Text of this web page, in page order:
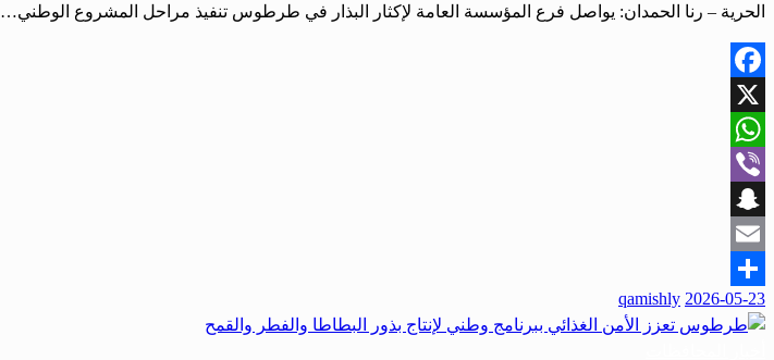
الحرية – رنا الحمدان: يواصل فرع المؤسسة العامة لإكثار البذار في طرطوس تنفيذ مراحل المشروع الوطني…
Facebook
X
WhatsApp
Viber
Snapchat
Email
Share
2026-05-23
qamishly